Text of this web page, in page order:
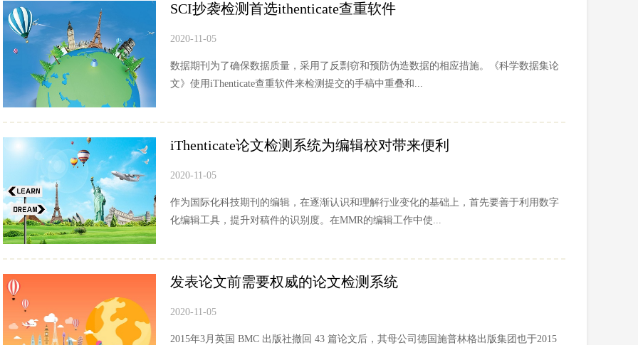
SCI抄袭检测首选ithenticate查重软件
2020-11-05
数据期刊为了确保数据质量，采用了反剽窃和预防伪造数据的相应措施。《科学数据集论
文》使用iThenticate查重软件来检测提交的手稿中重叠和...
iThenticate论文检测系统为编辑校对带来便利
2020-11-05
作为国际化科技期刊的编辑，在逐渐认识和理解行业变化的基础上，首先要善于利用数字
化编辑工具，提升对稿件的识别度。在MMR的编辑工作中使...
发表论文前需要权威的论文检测系统
2020-11-05
2015年3月英国 BMC 出版社撤回 43 篇论文后，其母公司德国施普林格出版集团也于2015